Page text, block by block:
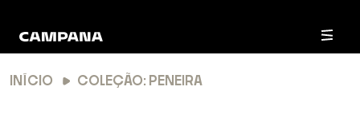
INÍCIO COLEÇÃO: PENEIRA